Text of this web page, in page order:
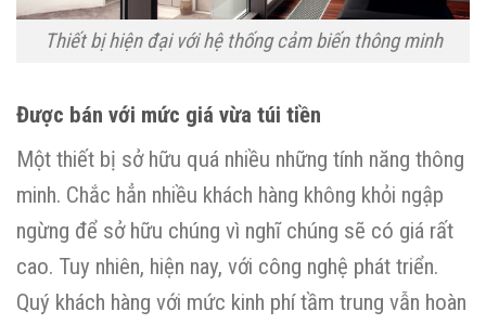
Thiết bị hiện đại với hệ thống cảm biến thông minh
Được bán với mức giá vừa túi tiền
Một thiết bị sở hữu quá nhiều những tính năng thông
minh. Chắc hẳn nhiều khách hàng không khỏi ngập
ngừng để sở hữu chúng vì nghĩ chúng sẽ có giá rất
cao. Tuy nhiên, hiện nay, với công nghệ phát triển.
Quý khách hàng với mức kinh phí tầm trung vẫn hoàn